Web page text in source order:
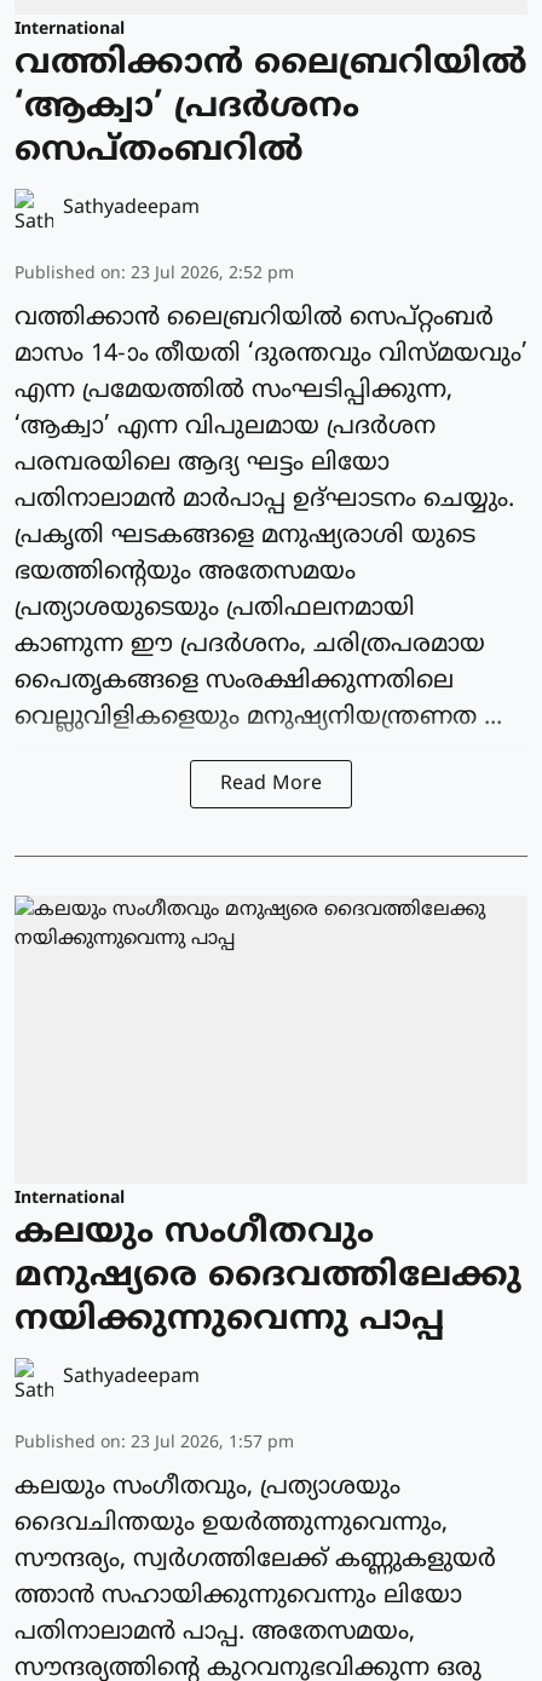
International
വത്തിക്കാന്‍ ലൈബ്രറിയില്‍
‘ആക്വാ’ പ്രദര്‍ശനം
സെപ്തംബറില്‍
Sathyadeepam
Published on: 23 Jul 2026, 2:52 pm
വത്തിക്കാന്‍ ലൈബ്രറിയില്‍ സെപ്റ്റംബര്‍
മാസം 14-ാം തീയതി ‘ദുരന്തവും വിസ്മയവും’
എന്ന പ്രമേയത്തില്‍ സംഘടിപ്പിക്കുന്ന,
‘ആക്വാ’ എന്ന വിപുലമായ പ്രദര്‍ശന
പരമ്പരയിലെ ആദ്യ ഘട്ടം ലിയോ
പതിനാലാമന്‍ മാര്‍പാപ്പ ഉദ്ഘാടനം ചെയ്യും.
പ്രകൃതി ഘടകങ്ങളെ മനുഷ്യരാശി യുടെ
ഭയത്തിന്റെയും അതേസമയം
പ്രത്യാശയുടെയും പ്രതിഫലനമായി
കാണുന്ന ഈ പ്രദര്‍ശനം, ചരിത്രപരമായ
പൈതൃകങ്ങളെ സംരക്ഷിക്കുന്നതിലെ
വെല്ലുവിളികളെയും മനുഷ്യനിയന്ത്രണത ...
Read More
International
കലയും സംഗീതവും
മനുഷ്യരെ ദൈവത്തിലേക്കു
നയിക്കുന്നുവെന്നു പാപ്പ
Sathyadeepam
Published on: 23 Jul 2026, 1:57 pm
കലയും സംഗീതവും, പ്രത്യാശയും
ദൈവചിന്തയും ഉയര്‍ത്തുന്നുവെന്നും,
സൗന്ദര്യം, സ്വർഗത്തിലേക്ക് കണ്ണുകളുയർ
ത്താന്‍ സഹായിക്കുന്നുവെന്നും ലിയോ
പതിനാലാമന്‍ പാപ്പ. അതേസമയം,
സൗന്ദര്യത്തിന്റെ കുറവനുഭവിക്കുന്ന ഒരു